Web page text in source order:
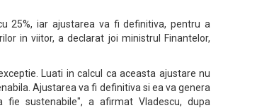
25%, iar ajustarea va fi definitiva, pentru a
in viitor, a declarat joi ministrul Finantelor,
Luati in calcul ca aceasta ajustare nu
Ajustarea va fi definitiva si ea va genera
sustenabile", a afirmat Vladescu, dupa